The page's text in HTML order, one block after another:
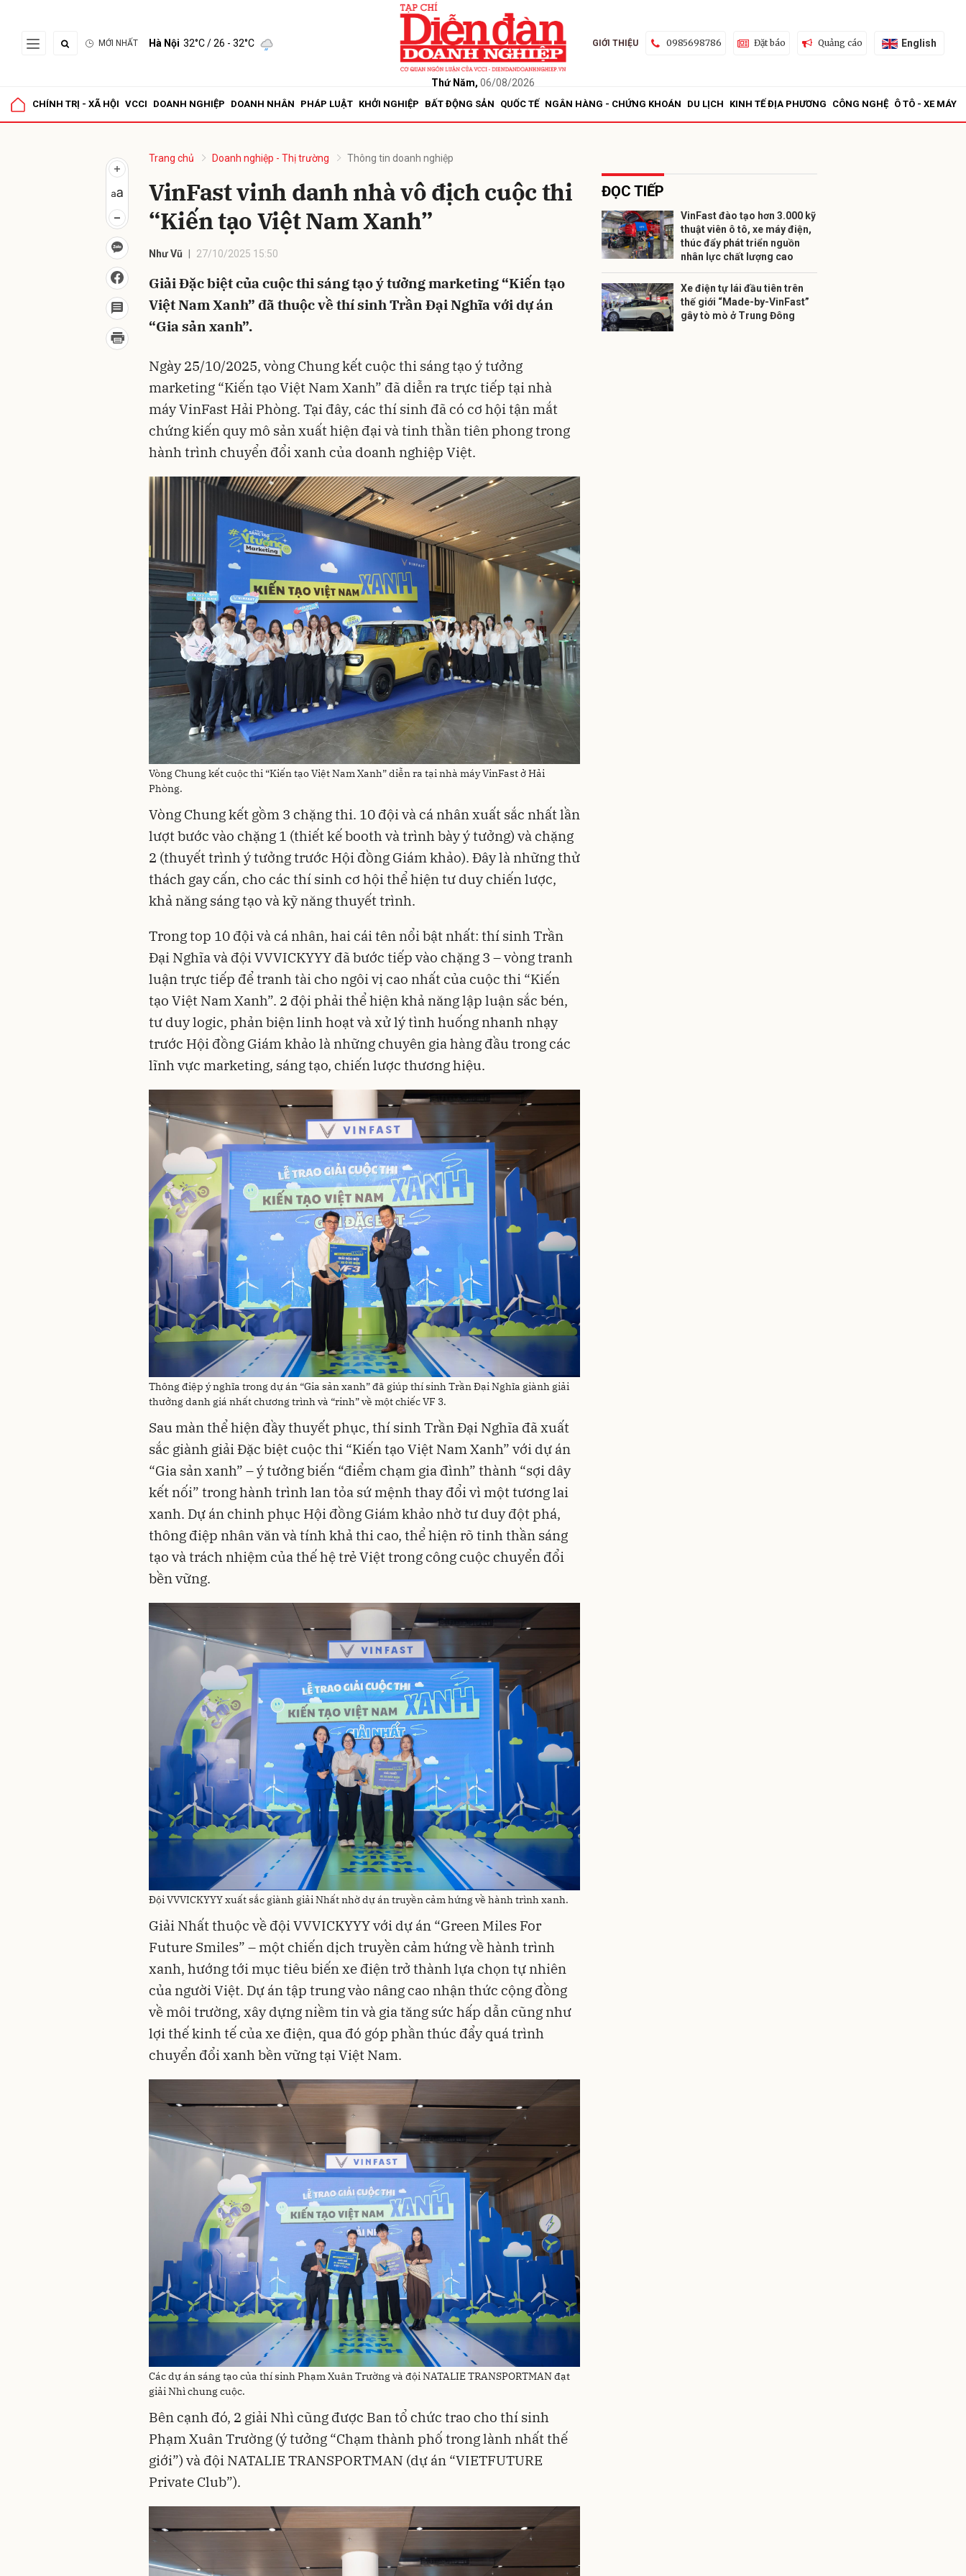
MỚI NHẤT Hà Nội 32°C/ 26 - 32°C
Thứ Năm, 06/08/2026
GIỚI THIỆU 0985698786 Đặt báo Quảng cáo English
CHÍNH TRỊ - XÃ HỘI VCCI DOANH NGHIỆP DOANH NHÂN PHÁP LUẬT KHỞI NGHIỆP BẤT ĐỘNG SẢN QUỐC TẾ NGÂN HÀNG - CHỨNG KHOÁN DU LỊCH KINH TẾ ĐỊA PHƯƠNG CÔNG NGHỆ Ô TÔ - XE MÁY
Trang chủ Doanh nghiệp - Thị trường Thông tin doanh nghiệp
VinFast vinh danh nhà vô địch cuộc thi
“Kiến tạo Việt Nam Xanh”
Như Vũ 27/10/2025 15:50
Giải Đặc biệt của cuộc thi sáng tạo ý tưởng marketing “Kiến tạo
Việt Nam Xanh” đã thuộc về thí sinh Trần Đại Nghĩa với dự án
“Gia sản xanh”.
Ngày 25/10/2025, vòng Chung kết cuộc thi sáng tạo ý tưởng
marketing “Kiến tạo Việt Nam Xanh” đã diễn ra trực tiếp tại nhà
máy VinFast Hải Phòng. Tại đây, các thí sinh đã có cơ hội tận mắt
chứng kiến quy mô sản xuất hiện đại và tinh thần tiên phong trong
hành trình chuyển đổi xanh của doanh nghiệp Việt.
Vòng Chung kết cuộc thi “Kiến tạo Việt Nam Xanh” diễn ra tại nhà máy VinFast ở Hải
Phòng.
Vòng Chung kết gồm 3 chặng thi. 10 đội và cá nhân xuất sắc nhất lần
lượt bước vào chặng 1 (thiết kế booth và trình bày ý tưởng) và chặng
2 (thuyết trình ý tưởng trước Hội đồng Giám khảo). Đây là những thử
thách gay cấn, cho các thí sinh cơ hội thể hiện tư duy chiến lược,
khả năng sáng tạo và kỹ năng thuyết trình.
Trong top 10 đội và cá nhân, hai cái tên nổi bật nhất: thí sinh Trần
Đại Nghĩa và đội VVVICKYYY đã bước tiếp vào chặng 3 – vòng tranh
luận trực tiếp để tranh tài cho ngôi vị cao nhất của cuộc thi “Kiến
tạo Việt Nam Xanh”. 2 đội phải thể hiện khả năng lập luận sắc bén,
tư duy logic, phản biện linh hoạt và xử lý tình huống nhanh nhạy
trước Hội đồng Giám khảo là những chuyên gia hàng đầu trong các
lĩnh vực marketing, sáng tạo, chiến lược thương hiệu.
Thông điệp ý nghĩa trong dự án “Gia sản xanh” đã giúp thí sinh Trần Đại Nghĩa giành giải
thưởng danh giá nhất chương trình và “rinh” về một chiếc VF 3.
Sau màn thể hiện đầy thuyết phục, thí sinh Trần Đại Nghĩa đã xuất
sắc giành giải Đặc biệt cuộc thi “Kiến tạo Việt Nam Xanh” với dự án
“Gia sản xanh” – ý tưởng biến “điểm chạm gia đình” thành “sợi dây
kết nối” trong hành trình lan tỏa sứ mệnh thay đổi vì một tương lai
xanh. Dự án chinh phục Hội đồng Giám khảo nhờ tư duy đột phá,
thông điệp nhân văn và tính khả thi cao, thể hiện rõ tinh thần sáng
tạo và trách nhiệm của thế hệ trẻ Việt trong công cuộc chuyển đổi
bền vững.
Đội VVVICKYYY xuất sắc giành giải Nhất nhờ dự án truyền cảm hứng về hành trình xanh.
Giải Nhất thuộc về đội VVVICKYYY với dự án “Green Miles For
Future Smiles” – một chiến dịch truyền cảm hứng về hành trình
xanh, hướng tới mục tiêu biến xe điện trở thành lựa chọn tự nhiên
của người Việt. Dự án tập trung vào nâng cao nhận thức cộng đồng
về môi trường, xây dựng niềm tin và gia tăng sức hấp dẫn cũng như
lợi thế kinh tế của xe điện, qua đó góp phần thúc đẩy quá trình
chuyển đổi xanh bền vững tại Việt Nam.
Các dự án sáng tạo của thí sinh Phạm Xuân Trường và đội NATALIE TRANSPORTMAN đạt
giải Nhì chung cuộc.
Bên cạnh đó, 2 giải Nhì cũng được Ban tổ chức trao cho thí sinh
Phạm Xuân Trường (ý tưởng “Chạm thành phố trong lành nhất thế
giới”) và đội NATALIE TRANSPORTMAN (dự án “VIETFUTURE
Private Club”).
ĐỌC TIẾP
VinFast đào tạo hơn 3.000 kỹ
thuật viên ô tô, xe máy điện,
thúc đẩy phát triển nguồn
nhân lực chất lượng cao
Xe điện tự lái đầu tiên trên
thế giới “Made-by-VinFast”
gây tò mò ở Trung Đông
Gửi